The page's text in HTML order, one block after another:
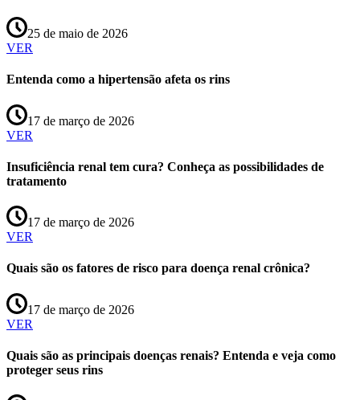
25 de maio de 2026
VER
Entenda como a hipertensão afeta os rins
17 de março de 2026
VER
Insuficiência renal tem cura? Conheça as possibilidades de
tratamento
17 de março de 2026
VER
Quais são os fatores de risco para doença renal crônica?
17 de março de 2026
VER
Quais são as principais doenças renais? Entenda e veja como
proteger seus rins